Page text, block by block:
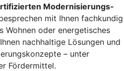
Modernisierungs-
mit Ihnen fachkundig
Wohnen oder energetisches
nachhaltige Lösungen und
– unter
Fördermittel.